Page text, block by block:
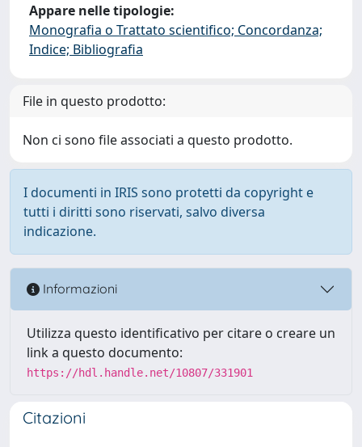
Appare nelle tipologie:
Monografia o Trattato scientifico; Concordanza;
Indice; Bibliografia
File in questo prodotto:
Non ci sono file associati a questo prodotto.
I documenti in IRIS sono protetti da copyright e
tutti i diritti sono riservati, salvo diversa
indicazione.
Informazioni
Utilizza questo identificativo per citare o creare un
link a questo documento:
https://hdl.handle.net/10807/331901
Citazioni